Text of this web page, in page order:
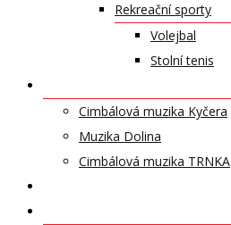
Rekreační sporty
Volejbal
Stolní tenis
Cimbálová muzika Kyčera
Muzika Dolina
Cimbálová muzika TRNKA